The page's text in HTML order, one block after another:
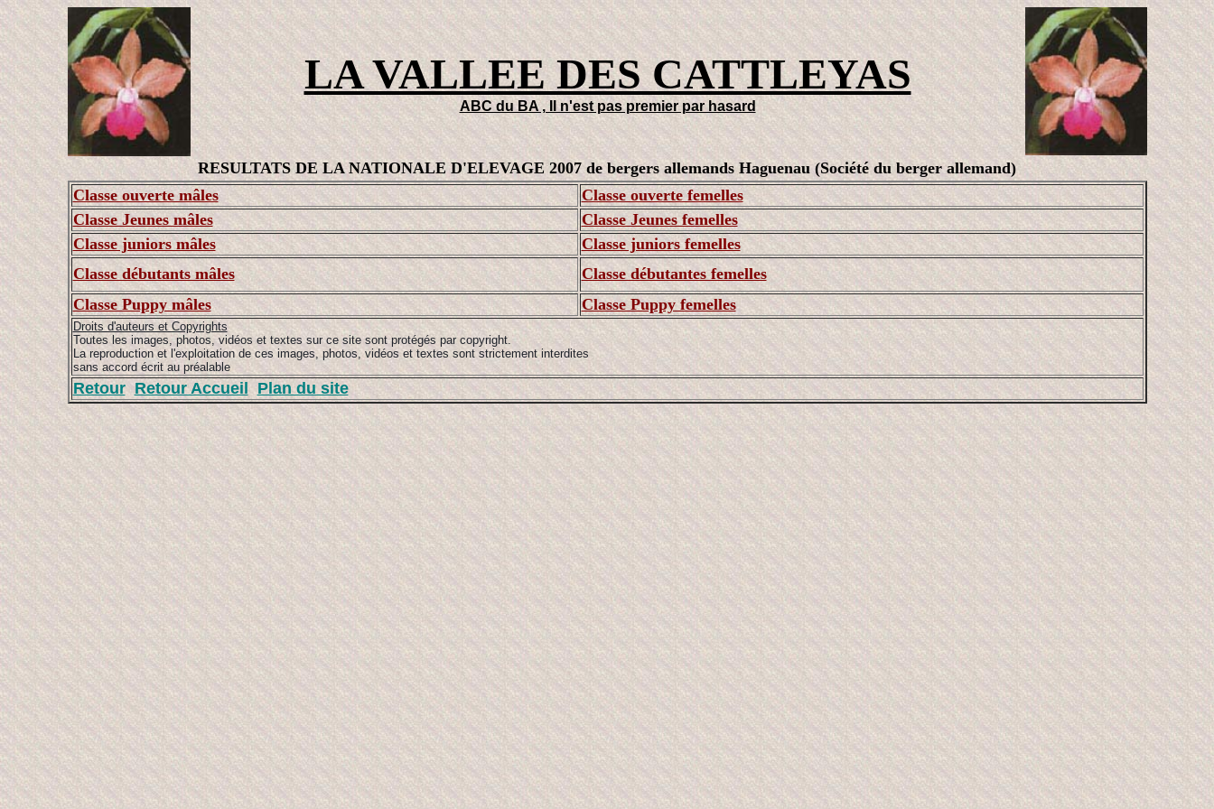
LA VALLEE DES CATTLEYAS
ABC du BA , Il n'est pas premier par hasard
RESULTATS DE LA NATIONALE D'ELEVAGE 2007 de bergers allemands Haguenau (Société du berger allemand)
Classe ouverte mâles
Classe ouverte femelles
Classe Jeunes mâles
Classe Jeunes femelles
Classe juniors mâles
Classe juniors femelles
Classe débutants mâles
Classe débutantes femelles
Classe Puppy mâles
Classe Puppy femelles
Droits d'auteurs et Copyrights
Toutes les images, photos, vidéos et textes sur ce site sont protégés par copyright.
La reproduction et l'exploitation de ces images, photos, vidéos et textes sont strictement interdites
sans accord écrit au préalable
Retour Retour Accueil Plan du site